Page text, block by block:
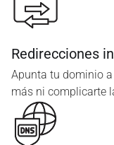
Redirecciones
Apunta tu dominio
más ni complicarte